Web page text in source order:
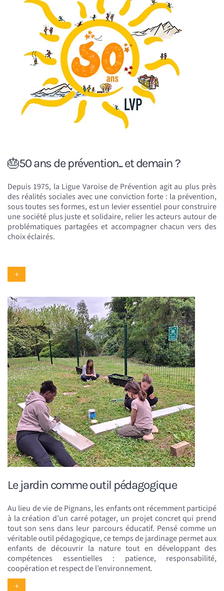
🎂50 ans de prévention... et demain ?
Depuis 1975, la Ligue Varoise de Prévention agit au plus près
des réalités sociales avec une conviction forte : la prévention,
sous toutes ses formes, est un levier essentiel pour construire
une société plus juste et solidaire, relier les acteurs autour de
problématiques partagées et accompagner chacun vers des
choix éclairés.
+
Le jardin comme outil pédagogique
Au lieu de vie de Pignans, les enfants ont récemment participé
à la création d’un carré potager, un projet concret qui prend
tout son sens dans leur parcours éducatif. Pensé comme un
véritable outil pédagogique, ce temps de jardinage permet aux
enfants de découvrir la nature tout en développant des
compétences essentielles : patience, responsabilité,
coopération et respect de l’environnement.
+